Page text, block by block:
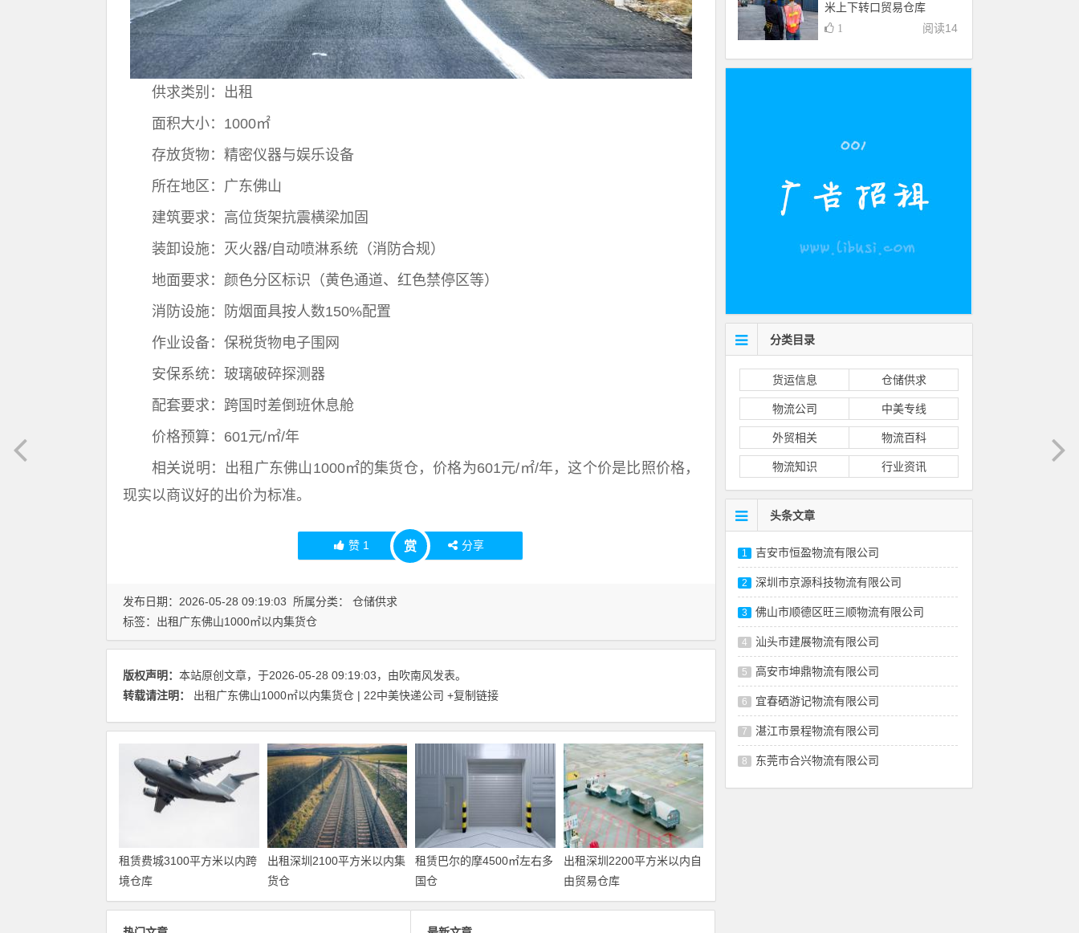
供求类别：出租
面积大小：1000㎡
存放货物：精密仪器与娱乐设备
所在地区：广东佛山
建筑要求：高位货架抗震横梁加固
装卸设施：灭火器/自动喷淋系统（消防合规）
地面要求：颜色分区标识（黄色通道、红色禁停区等）
消防设施：防烟面具按人数150%配置
作业设备：保税货物电子围网
安保系统：玻璃破碎探测器
配套要求：跨国时差倒班休息舱
价格预算：601元/㎡/年
相关说明：出租广东佛山1000㎡的集货仓，价格为601元/㎡/年，这个价是比照价格，
现实以商议好的出价为标准。
赞 1 赏 分享
发布日期：2026-05-28 09:19:03 所属分类： 仓储供求
标签： 出租广东佛山1000㎡以内集货仓
版权声明： 本站原创文章，于2026-05-28 09:19:03，由吹南风发表。
转载请注明：
出租广东佛山1000㎡以内集货仓 | 22中美快递公司 +复制链接
租赁费城3100平方米以内跨
境仓库
出租深圳2100平方米以内集
货仓
租赁巴尔的摩4500㎡左右多
国仓
出租深圳2200平方米以内自
由贸易仓库
米上下转口贸易仓库
阅读14
1
分类目录
货运信息 仓储供求
物流公司 中美专线
外贸相关 物流百科
物流知识 行业资讯
头条文章
1 吉安市恒盈物流有限公司
2 深圳市京源科技物流有限公司
3 佛山市顺德区旺三顺物流有限公司
4 汕头市建展物流有限公司
5 高安市坤鼎物流有限公司
6 宜春硒游记物流有限公司
7 湛江市景程物流有限公司
8 东莞市合兴物流有限公司